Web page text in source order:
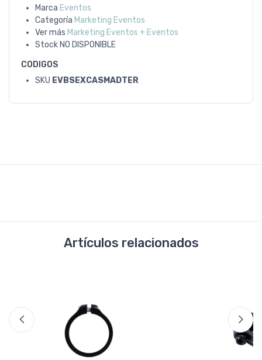
Marca Eventos
Categoría Marketing Eventos
Ver más Marketing Eventos + Eventos
Stock NO DISPONIBLE
CODIGOS
SKU EVBSEXCASMADTER
Artículos relacionados